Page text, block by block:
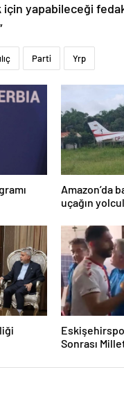
için yapabileceği
Parti Yrp
Amazon’da
uçağın
Sonrası